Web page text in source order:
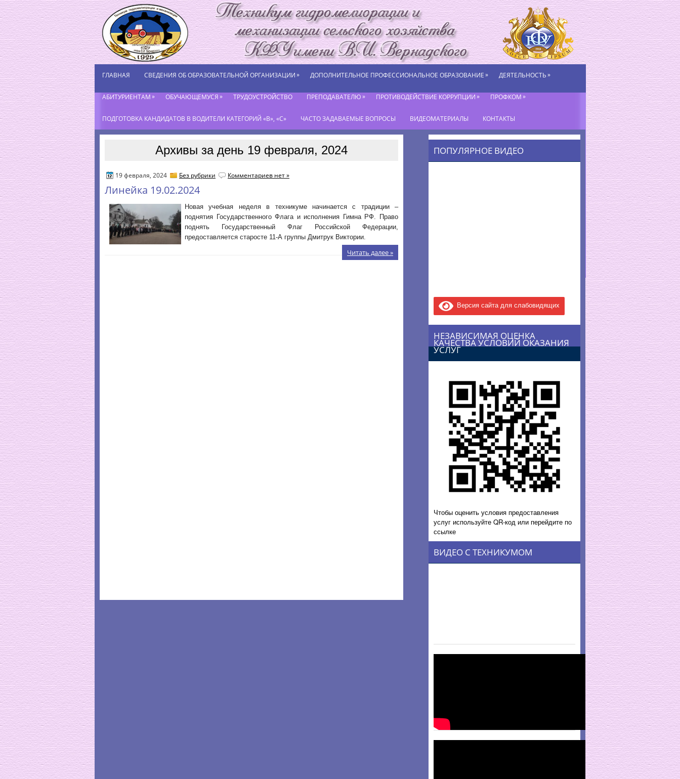
ГЛАВНАЯ СВЕДЕНИЯ ОБ ОБРАЗОВАТЕЛЬНОЙ ОРГАНИЗАЦИИ» ДОПОЛНИТЕЛЬНОЕ ПРОФЕССИОНАЛЬНОЕ ОБРАЗОВАНИЕ» ДЕЯТЕЛЬНОСТЬ»
АБИТУРИЕНТАМ» ОБУЧАЮЩЕМУСЯ» ТРУДОУСТРОЙСТВО ПРЕПОДАВАТЕЛЮ» ПРОТИВОДЕЙСТВИЕ КОРРУПЦИИ» ПРОФКОМ»
ПОДГОТОВКА КАНДИДАТОВ В ВОДИТЕЛИ КАТЕГОРИЙ «В», «С» ЧАСТО ЗАДАВАЕМЫЕ ВОПРОСЫ ВИДЕОМАТЕРИАЛЫ КОНТАКТЫ
Архивы за день 19 февраля, 2024
19 февраля, 2024 Без рубрики Комментариев нет »
Линейка 19.02.2024
Новая учебная неделя в техникуме начинается с традиции –
поднятия Государственного Флага и исполнения Гимна РФ. Право
поднять Государственный Флаг Российской Федерации,
предоставляется старосте 11-А группы Дмитрук Виктории.
Читать далее »
ПОПУЛЯРНОЕ ВИДЕО
Версия сайта для слабовидящих
НЕЗАВИСИМАЯ ОЦЕНКА
КАЧЕСТВА УСЛОВИЙ ОКАЗАНИЯ
УСЛУГ
Чтобы оценить условия предоставления
услуг используйте QR-код или перейдите по
ссылке
ВИДЕО С ТЕХНИКУМОМ